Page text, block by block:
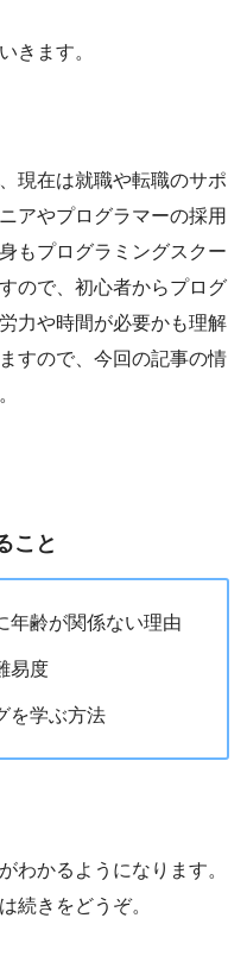
きます。
現在は就職や転職のサポ
アやプログラマーの採用
もプログラミングスクー
ので、初心者からプログ
力や時間が必要かも理解
すので、今回の記事の情
こと
年齢が関係ない理由
易度
を学ぶ方法
わかるようになります。
続きをどうぞ。